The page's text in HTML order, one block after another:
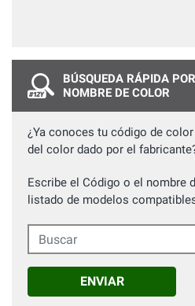
BÚSQUEDA RÁPIDA
NOMBRE DE COLOR
¿Ya conoces tu código de
del color dado por el
Escribe el Código o el nombre
listado de modelos
Buscar
ENVIAR